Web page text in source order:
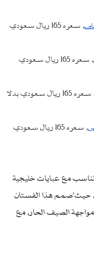
, سعره 165 ريال سعودي
, سعره 165 ريال سعودي
, سعره 165 ريال سعودي بدلا
, سعره 165 ريال سعودي
مع عبايات خليجية
حيث ُصمم هذا الفستان
مواجهة الصيف الحار, مع